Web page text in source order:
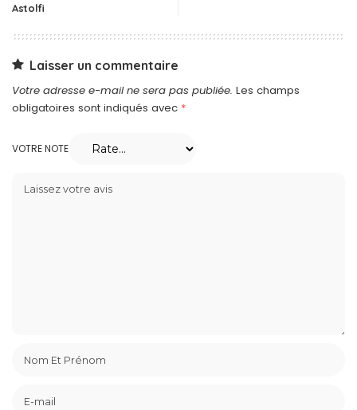
Astolfi
Laisser un commentaire
Votre adresse e-mail ne sera pas publiée. Les champs
obligatoires sont indiqués avec *
VOTRE NOTE